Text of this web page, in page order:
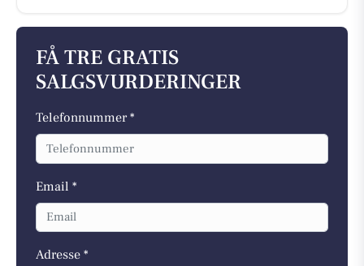
FÅ TRE GRATIS
SALGSVURDERINGER
Telefonnummer *
Email *
Adresse *